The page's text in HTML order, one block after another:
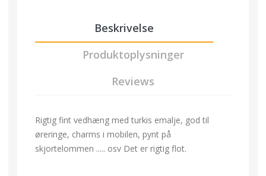
Beskrivelse
Produktoplysninger
Reviews
Rigtig fint vedhæng med turkis emalje, god til
øreringe, charms i mobilen, pynt på
skjortelommen ..... osv Det er rigtig flot.